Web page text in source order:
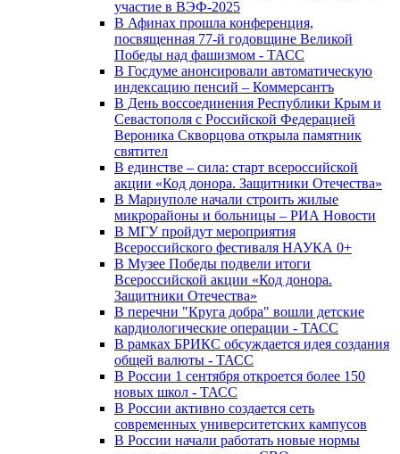
участие в ВЭФ-2025
В Афинах прошла конференция,
посвященная 77-й годовщине Великой
Победы над фашизмом - ТАСС
В Госдуме анонсировали автоматическую
индексацию пенсий – Коммерсантъ
В День воссоединения Республики Крым и
Севастополя с Российской Федерацией
Вероника Скворцова открыла памятник
святител
В единстве – сила: старт всероссийской
акции «Код донора. Защитники Отечества»
В Мариуполе начали строить жилые
микрорайоны и больницы – РИА Новости
В МГУ пройдут мероприятия
Всероссийского фестиваля НАУКА 0+
В Музее Победы подвели итоги
Всероссийской акции «Код донора.
Защитники Отечества»
В перечни "Круга добра" вошли детские
кардиологические операции - ТАСС
В рамках БРИКС обсуждается идея создания
общей валюты - ТАСС
В России 1 сентября откроется более 150
новых школ - ТАСС
В России активно создается сеть
современных университетских кампусов
В России начали работать новые нормы